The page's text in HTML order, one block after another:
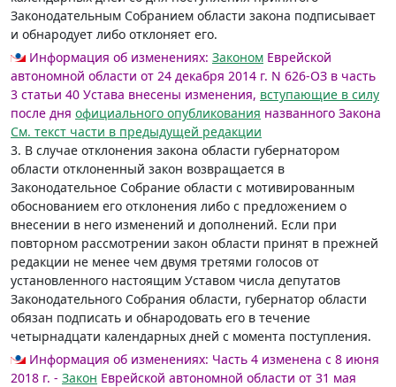
Законодательным Собранием области закона подписывает
и обнародует либо отклоняет его.
Информация об изменениях: Законом Еврейской
автономной области от 24 декабря 2014 г. N 626-ОЗ в часть
3 статьи 40 Устава внесены изменения, вступающие в силу
после дня официального опубликования названного Закона
См. текст части в предыдущей редакции
3. В случае отклонения закона области губернатором
области отклоненный закон возвращается в
Законодательное Собрание области с мотивированным
обоснованием его отклонения либо с предложением о
внесении в него изменений и дополнений. Если при
повторном рассмотрении закон области принят в прежней
редакции не менее чем двумя третями голосов от
установленного настоящим Уставом числа депутатов
Законодательного Собрания области, губернатор области
обязан подписать и обнародовать его в течение
четырнадцати календарных дней с момента поступления.
Информация об изменениях: Часть 4 изменена с 8 июня
2018 г. - Закон Еврейской автономной области от 31 мая